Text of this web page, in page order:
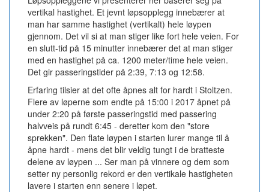
vertikal hastighet. Et jevnt løpsopplegg innebærer at
man har samme hastighet (vertikalt) hele løypen
gjennom. Det vil si at man stiger like fort hele veien. For
en slutt-tid på 15 minutter innebærer det at man stiger
med en hastighet på ca. 1200 meter/time hele veien.
Det gir passeringstider på 2:39, 7:13 og 12:58.
Erfaring tilsier at det ofte åpnes alt for hardt i Stoltzen.
Flere av løperne som endte på 15:00 i 2017 åpnet på
under 2:20 på første passeringstid med passering
halvveis på rundt 6:45 - deretter kom den "store
sprekken". Den flate løypen i starten lurer mange til å
åpne hardt - mens det blir veldig tungt i de bratteste
delene av løypen ... Ser man på vinnere og dem som
setter ny personlig rekord er den vertikale hastigheten
lavere i starten enn senere i løpet.